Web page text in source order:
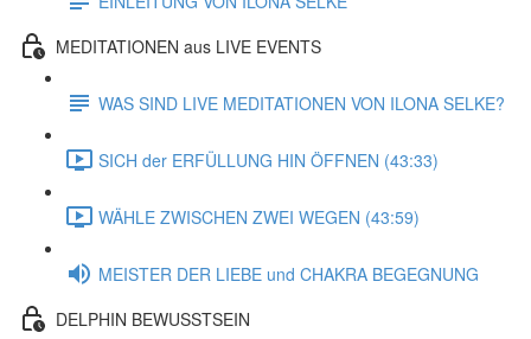
MEDITATIONEN aus LIVE EVENTS
WAS SIND LIVE MEDITATIONEN VON ILONA SELKE?
SICH der ERFÜLLUNG HIN ÖFFNEN (43:33)
WÄHLE ZWISCHEN ZWEI WEGEN (43:59)
MEISTER DER LIEBE und CHAKRA BEGEGNUNG
DELPHIN BEWUSSTSEIN